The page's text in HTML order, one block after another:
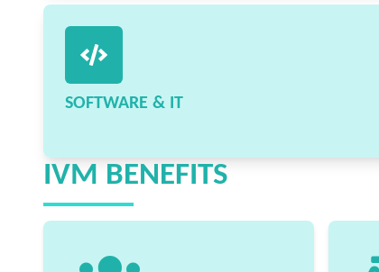
SOFTWARE & IT
IVM BENEFITS